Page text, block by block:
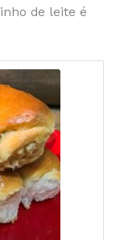
e
de leite é